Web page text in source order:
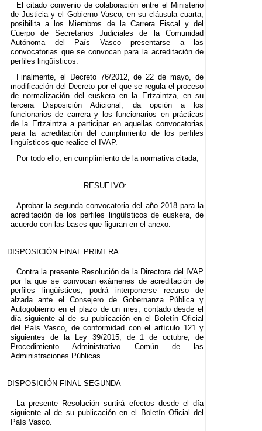
El citado convenio de colaboración entre el Ministerio
de Justicia y el Gobierno Vasco, en su cláusula cuarta,
posibilita a los Miembros de la Carrera Fiscal y del
Cuerpo de Secretarios Judiciales de la Comunidad
Autónoma del País Vasco presentarse a las
convocatorias que se convocan para la acreditación de
perfiles lingüísticos.
Finalmente, el Decreto 76/2012, de 22 de mayo, de
modificación del Decreto por el que se regula el proceso
de normalización del euskera en la Ertzaintza, en su
tercera Disposición Adicional, da opción a los
funcionarios de carrera y los funcionarios en prácticas
de la Ertzaintza a participar en aquellas convocatorias
para la acreditación del cumplimiento de los perfiles
lingüísticos que realice el IVAP.
Por todo ello, en cumplimiento de la normativa citada,
RESUELVO:
Aprobar la segunda convocatoria del año 2018 para la
acreditación de los perfiles lingüísticos de euskera, de
acuerdo con las bases que figuran en el anexo.
DISPOSICIÓN FINAL PRIMERA
Contra la presente Resolución de la Directora del IVAP
por la que se convocan exámenes de acreditación de
perfiles lingüísticos, podrá interponerse recurso de
alzada ante el Consejero de Gobernanza Pública y
Autogobierno en el plazo de un mes, contado desde el
día siguiente al de su publicación en el Boletín Oficial
del País Vasco, de conformidad con el artículo 121 y
siguientes de la Ley 39/2015, de 1 de octubre, de
Procedimiento Administrativo Común de las
Administraciones Públicas.
DISPOSICIÓN FINAL SEGUNDA
La presente Resolución surtirá efectos desde el día
siguiente al de su publicación en el Boletín Oficial del
País Vasco.